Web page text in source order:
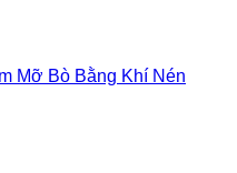
Mỡ Bò Bằng Khí Nén